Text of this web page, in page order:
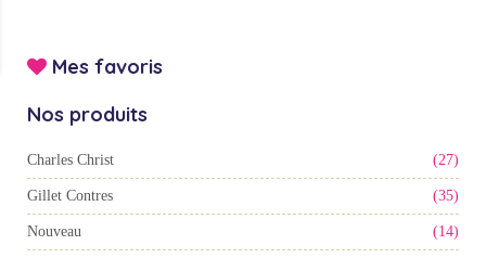
Mes favoris
Nos produits
Charles Christ (27)
Gillet Contres (35)
Nouveau (14)